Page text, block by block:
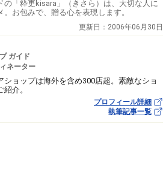
の「粋更kisara」（きさら）は、大切な人に
お包みで、贈る心を表現します。
更新日： 2006年06月30日
ガイド
ネーター
ショップは海外を含め300店超。素敵なショ
介。
プロフィール詳細
執筆記事一覧